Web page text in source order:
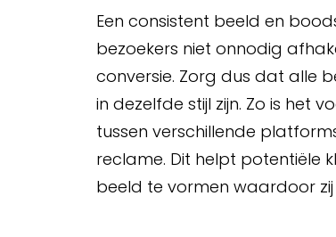
Een consistent beeld en
bezoekers niet onnodig
conversie. Zorg dus dat alle
in dezelfde stijl zijn. Zo is het
tussen verschillende
reclame. Dit helpt potentiële
beeld te vormen waardoor